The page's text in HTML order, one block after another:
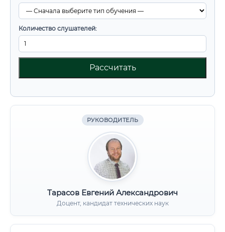
Количество слушателей:
Рассчитать
РУКОВОДИТЕЛЬ
Тарасов Евгений Александрович
Доцент, кандидат технических наук